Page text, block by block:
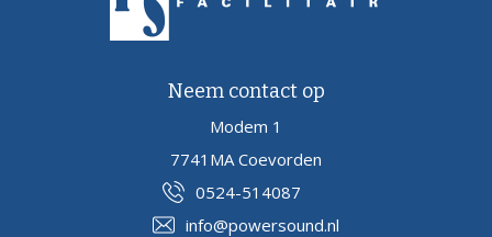
Neem contact op
Modem 1
7741MA Coevorden
0524-514087
info@powersound.nl